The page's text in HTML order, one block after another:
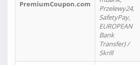
PremiumCoupon.com
Przelewy24,
SafetyPay,
EUROPEAN
Bank
Transfer) /
Skrill